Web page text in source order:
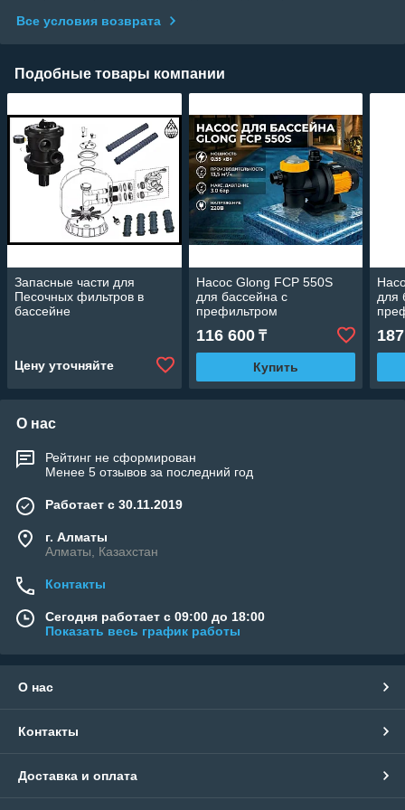
Все условия возврата
Подобные товары компании
Запасные части для
Песочных фильтров в
бассейне
Цену уточняйте
Насос Glong FCP 550S
для бассейна c
префильтром
(Производительность 13,5
м3/ч, 0.55 кВт)
116 600₸
Купить
для
м3/
О нас
Рейтинг не сформирован
Менее 5 отзывов за последний год
Работает с 30.11.2019
г. Алматы
Алматы, Казахстан
Контакты
Сегодня работает с 09:00 до 18:00
Показать весь график работы
О нас
Контакты
Доставка и оплата